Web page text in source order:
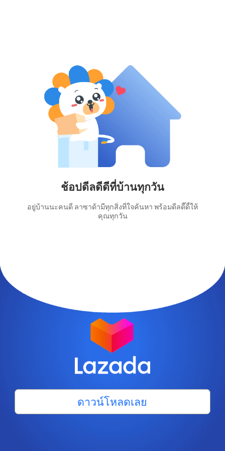
ช้อปดีลดีดีที่บ้านทุกวัน
อยู่บ้านนะคนดี ลาซาด้ามีทุกสิ่งที่ใจค้นหา พร้อมดีลดี๊ดี้ให้
คุณทุกวัน
ดาวน์โหลดเลย